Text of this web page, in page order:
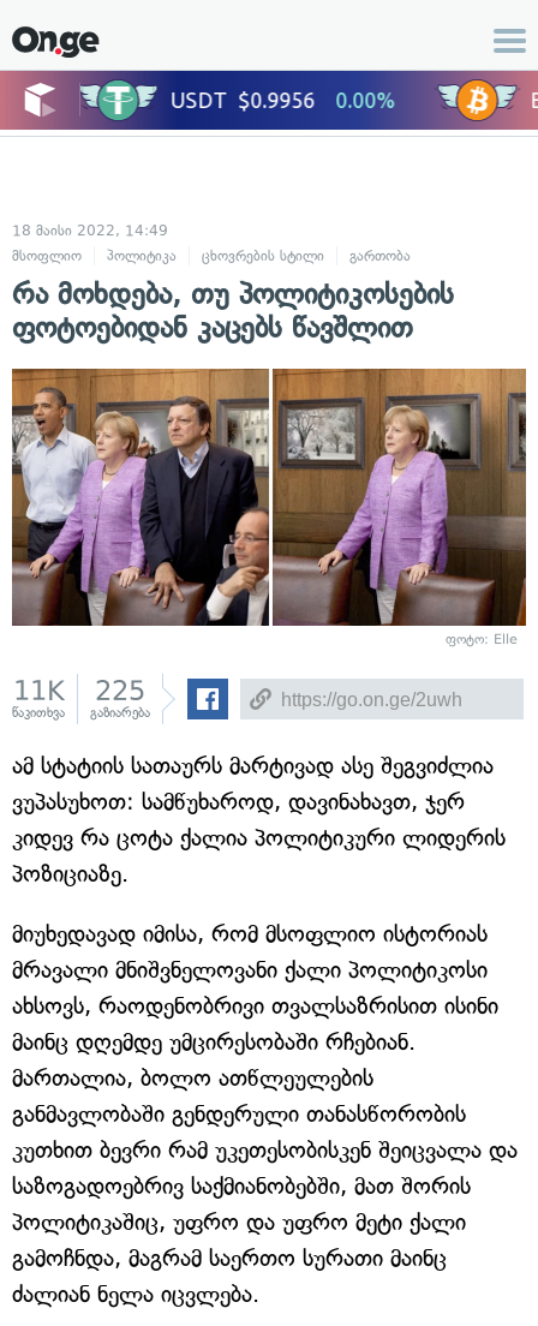
18 მაისი 2022, 14:49
მსოფლიო
პოლიტიკა ცხოვრების სტილი გართობა
რა მოხდება, თუ პოლიტიკოსების
ფოტოებიდან კაცებს წავშლით
ფოტო: Elle
11K
წაკითხვა
225
გაზიარება
ამ სტატიის სათაურს მარტივად ასე შეგვიძლია
ვუპასუხოთ: სამწუხაროდ, დავინახავთ, ჯერ
კიდევ რა ცოტა ქალია პოლიტიკური ლიდერის
პოზიციაზე.
მიუხედავად იმისა, რომ მსოფლიო ისტორიას
მრავალი მნიშვნელოვანი ქალი პოლიტიკოსი
ახსოვს, რაოდენობრივი თვალსაზრისით ისინი
მაინც დღემდე უმცირესობაში რჩებიან.
მართალია, ბოლო ათწლეულების
განმავლობაში გენდერული თანასწორობის
კუთხით ბევრი რამ უკეთესობისკენ შეიცვალა და
საზოგადოებრივ საქმიანობებში, მათ შორის
პოლიტიკაშიც, უფრო და უფრო მეტი ქალი
გამოჩნდა, მაგრამ საერთო სურათი მაინც
ძალიან ნელა იცვლება.